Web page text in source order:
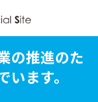
の推進のた
ます。